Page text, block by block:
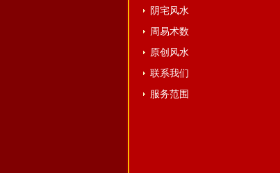
阴宅风水
周易术数
原创风水
联系我们
服务范围